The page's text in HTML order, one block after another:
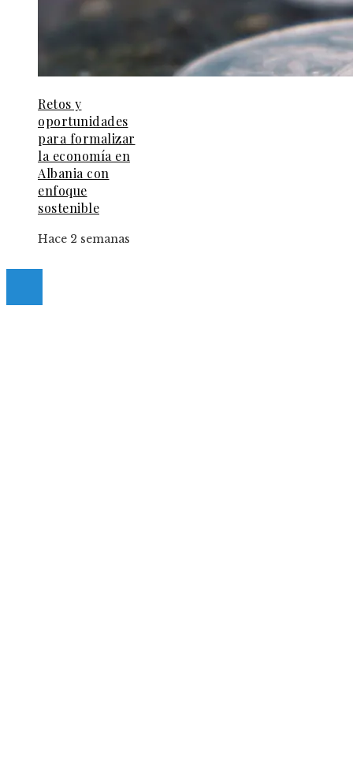
Retos y
oportunidades
para formalizar
la economía en
Albania con
enfoque
sostenible
Hace 2 semanas